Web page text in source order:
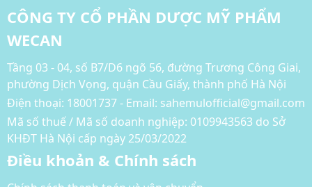
CÔNG TY CỔ PHẦN DƯỢC MỸ PHẨM
WECAN
Tầng 03 - 04, số B7/D6 ngõ 56, đường Trương Công Giai,
phường Dịch Vọng, quận Cầu Giấy, thành phố Hà Nội
Điện thoại: 18001737 - Email: sahemulofficial@gmail.com
Mã số thuế / Mã số doanh nghiệp: 0109943563 do Sở
KHĐT Hà Nội cấp ngày 25/03/2022
Điều khoản & Chính sách